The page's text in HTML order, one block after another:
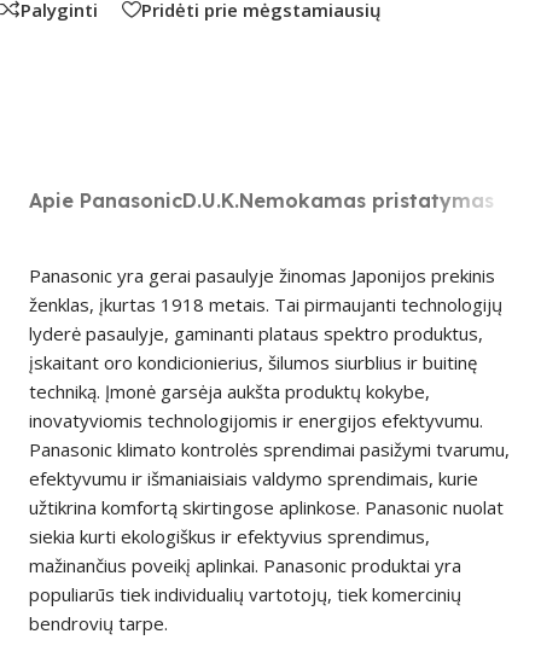
Palyginti Pridėti prie mėgstamiausių
Apie PanasonicD.U.K.Nemokamas pristatymas
Panasonic yra gerai pasaulyje žinomas Japonijos prekinis
ženklas, įkurtas 1918 metais. Tai pirmaujanti technologijų
lyderė pasaulyje, gaminanti plataus spektro produktus,
įskaitant oro kondicionierius, šilumos siurblius ir buitinę
techniką. Įmonė garsėja aukšta produktų kokybe,
inovatyviomis technologijomis ir energijos efektyvumu.
Panasonic klimato kontrolės sprendimai pasižymi tvarumu,
efektyvumu ir išmaniaisiais valdymo sprendimais, kurie
užtikrina komfortą skirtingose aplinkose. Panasonic nuolat
siekia kurti ekologiškus ir efektyvius sprendimus,
mažinančius poveikį aplinkai. Panasonic produktai yra
populiarūs tiek individualių vartotojų, tiek komercinių
bendrovių tarpe.